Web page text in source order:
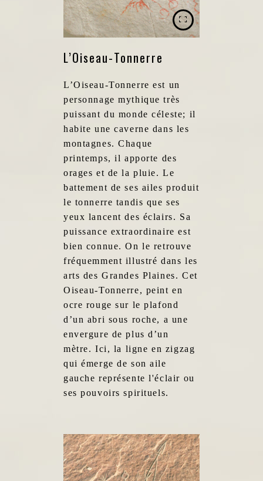
L’Oiseau-Tonnerre
L’Oiseau-Tonnerre est un
personnage mythique très
puissant du monde céleste; il
habite une caverne dans les
montagnes. Chaque
printemps, il apporte des
orages et de la pluie. Le
battement de ses ailes produit
le tonnerre tandis que ses
yeux lancent des éclairs. Sa
puissance extraordinaire est
bien connue. On le retrouve
fréquemment illustré dans les
arts des Grandes Plaines. Cet
Oiseau-Tonnerre, peint en
ocre rouge sur le plafond
d’un abri sous roche, a une
envergure de plus d’un
mètre. Ici, la ligne en zigzag
qui émerge de son aile
gauche représente l'éclair ou
ses pouvoirs spirituels.